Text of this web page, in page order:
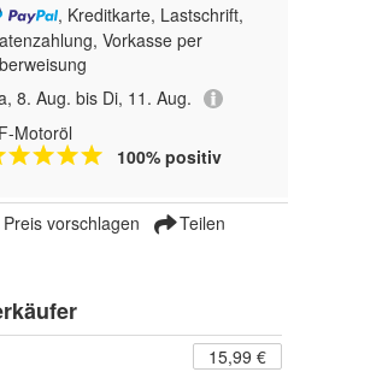
, Kreditkarte, Lastschrift,
Vorkasse per
8. Aug. bis Di, 11. Aug.
Motoröl
100% positiv
Preis vorschlagen Teilen
15,99 €